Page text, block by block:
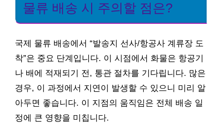
물류 배송 시 주의할 점은?
국제 물류 배송에서 “발송지 선사/항공사 계류장 도
착”은 중요 단계입니다. 이 시점에서 화물은 항공기
나 배에 적재되기 전, 통관 절차를 기다립니다. 많은
경우, 이 과정에서 지연이 발생할 수 있으니 미리 알
아두면 좋습니다. 이 지점의 움직임은 전체 배송 일
정에 큰 영향을 미칩니다.